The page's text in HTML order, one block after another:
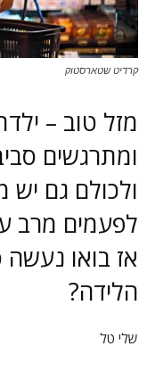
קרדיט שטארסטוק
מזל טוב –
ומתרגשים
ולכולם גם יש
לפעמים מרב
אז בואו
הלידה?
שלי טל